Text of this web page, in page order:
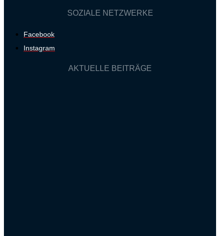
SOZIALE NETZWERKE
Facebook
Instagram
AKTUELLE BEITRÄGE